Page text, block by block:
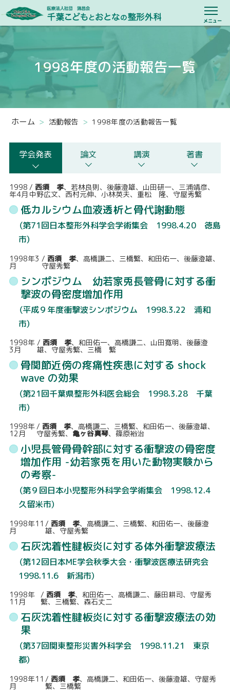
医療法人社団
メニュー
当院について
院長のあいさつ
スタッフ紹介
活動報告
診療のご案内
小児における理学療法
交通アクセス
お知らせ
診察カレンダー
お問い合わせ
1998年度の活動報告一覧
ホーム > 活動報告 > 1998年度の活動報告一覧
学会発表 論文 講演 著書
1998
年4月
/ 西須 孝、若林良則、後藤澄雄、山田研一、三浦靖彦、
中野広文、西村元伸、小林英夫、重松 隆、守屋秀繁
低カルシウム血液透析と骨代謝動態
（第71回日本整形外科学会学術集会 1998.4.20 徳島
市）
1998年3
月
/西須 孝、高橋謙二、三橋繁、和田佑一、後藤澄雄、
守屋秀繁
シンポジウム 幼若家兎長管骨に対する衝
撃波の骨密度増加作用
（平成９年度衝撃波シンポジウム 1998.3.22 浦和
市）
1998年
3月
/ 西須 孝、和田佑一、高橋謙二、山田寛明、後藤澄
雄、守屋秀繁、三橋 繁
骨関節近傍の疼痛性疾患に対する shock
wave の効果
（第21回千葉県整形外科医会総会 1998.3.28 千葉
市）
1998年
12月
/ 西須 孝、高橋謙二、三橋繁、和田佑一、後藤澄雄、
守屋秀繁、 亀ヶ谷真琴、篠原裕治
小児長管骨骨幹部に対する衝撃波の骨密度
増加作用 -幼若家兎を用いた動物実験から
の考察-
（第９回日本小児整形外科学会学術集会 1998.12.4
久留米市）
1998年11
月
/ 西須 孝、高橋謙二、三橋繁、和田佑一、後藤澄
雄、守屋秀繁
石灰沈着性腱板炎に対する体外衝撃波療法
（第12回日本ME学会秋季大会・衝撃波医療法研究会
1998.11.6 新潟市）
1998年
11月
/ 西須 孝、和田佑一、高橋謙二、藤田耕司、守屋秀
繁、三橋繁、森石丈二
石灰沈着性腱板炎に対する衝撃波療法の効
果
（第37回関東整形災害外科学会 1998.11.21 東京
都）
1998年11
月
/ 西須 孝、高橋謙二、和田佑一、後藤澄雄、守屋秀
繁、三橋繁